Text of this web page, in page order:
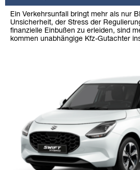
Ein Verkehrsunfall bringt mehr als nur
Unsicherheit, der Stress der
finanzielle Einbußen zu erleiden, sind
kommen unabhängige Kfz-Gutachter